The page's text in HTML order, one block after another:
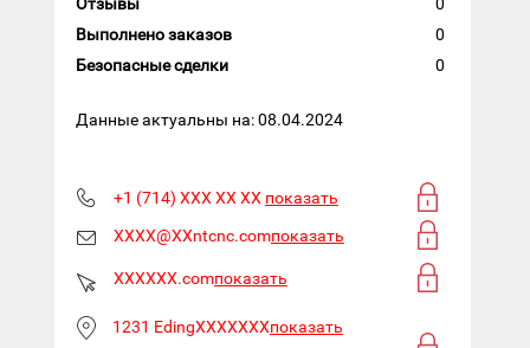
Выполнено заказов
0
Безопасные сделки
0
Данные актуальны на: 08.04.2024
+1 (714) XXX XX XX показать
XXXX@XXntcnc.comпоказать
XXXXXX.comпоказать
1231 EdingXXXXXXXпоказать